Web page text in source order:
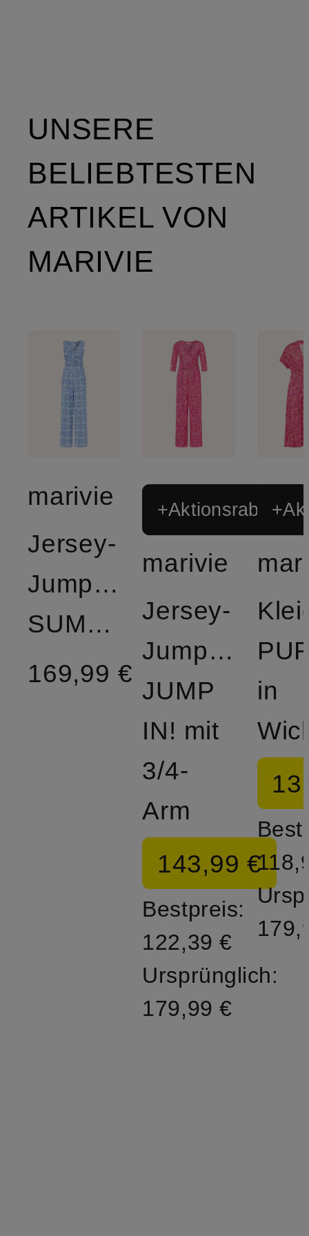
UNSERE
BELIEBTESTEN
ARTIKEL VON
MARIVIE
marivie
Jersey-
Jumpsuit
SUMMERTIME
169,99 €
+Aktionsrabatt
marivie
Jersey-
Jumpsuit
JUMP
IN! mit
3/4-
Arm
143,99 €
Bestpreis:
122,39 €
Ursprünglich:
179,99 €
in